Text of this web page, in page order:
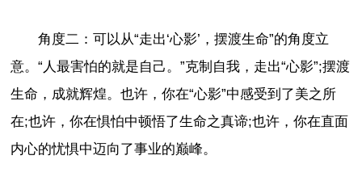
角度二：可以从“走出‘心影’，摆渡生命”的角度立
意。“人最害怕的就是自己。”克制自我，走出“心影”;摆渡
生命，成就辉煌。也许，你在“心影”中感受到了美之所
在;也许，你在惧怕中顿悟了生命之真谛;也许，你在直面
内心的忧惧中迈向了事业的巅峰。